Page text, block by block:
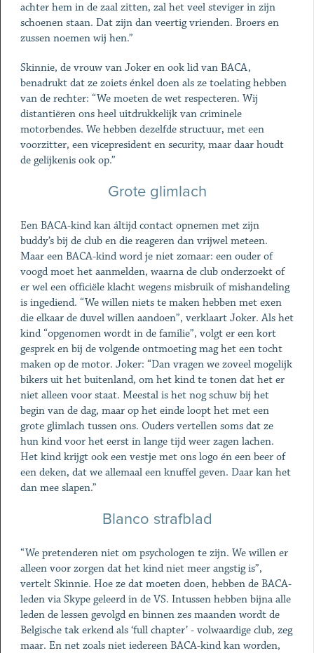
achter hem in de zaal zitten, zal het veel steviger in zijn
schoenen staan. Dat zijn dan veertig vrienden. Broers en
zussen noemen wij hen.”
Skinnie, de vrouw van Joker en ook lid van BACA,
benadrukt dat ze zoiets énkel doen als ze toelating hebben
van de rechter: “We moeten de wet respecteren. Wij
distantiëren ons heel uitdrukkelijk van criminele
motorbendes. We hebben dezelfde structuur, met een
voorzitter, een vicepresident en security, maar daar houdt
de gelijkenis ook op.”
Grote glimlach
Een BACA-kind kan áltijd contact opnemen met zijn
buddy’s bij de club en die reageren dan vrijwel meteen.
Maar een BACA-kind word je niet zomaar: een ouder of
voogd moet het aanmelden, waarna de club onderzoekt of
er wel een officiële klacht wegens misbruik of mishandeling
is ingediend. “We willen niets te maken hebben met exen
die elkaar de duvel willen aandoen”, verklaart Joker. Als het
kind “opgenomen wordt in de familie”, volgt er een kort
gesprek en bij de volgende ontmoeting mag het een tocht
maken op de motor. Joker: “Dan vragen we zoveel mogelijk
bikers uit het buitenland, om het kind te tonen dat het er
niet alleen voor staat. Meestal is het nog schuw bij het
begin van de dag, maar op het einde loopt het met een
grote glimlach tussen ons. Ouders vertellen soms dat ze
hun kind voor het eerst in lange tijd weer zagen lachen.
Het kind krijgt ook een vestje met ons logo én een beer of
een deken, dat we allemaal een knuffel geven. Daar kan het
dan mee slapen.”
Blanco strafblad
“We pretenderen niet om psychologen te zijn. We willen er
alleen voor zorgen dat het kind niet meer angstig is”,
vertelt Skinnie. Hoe ze dat moeten doen, hebben de BACA-
leden via Skype geleerd in de VS. Intussen hebben bijna alle
leden de lessen gevolgd en binnen zes maanden wordt de
Belgische tak erkend als ‘full chapter’ - volwaardige club, zeg
maar. En net zoals niet iedereen BACA-kind kan worden,